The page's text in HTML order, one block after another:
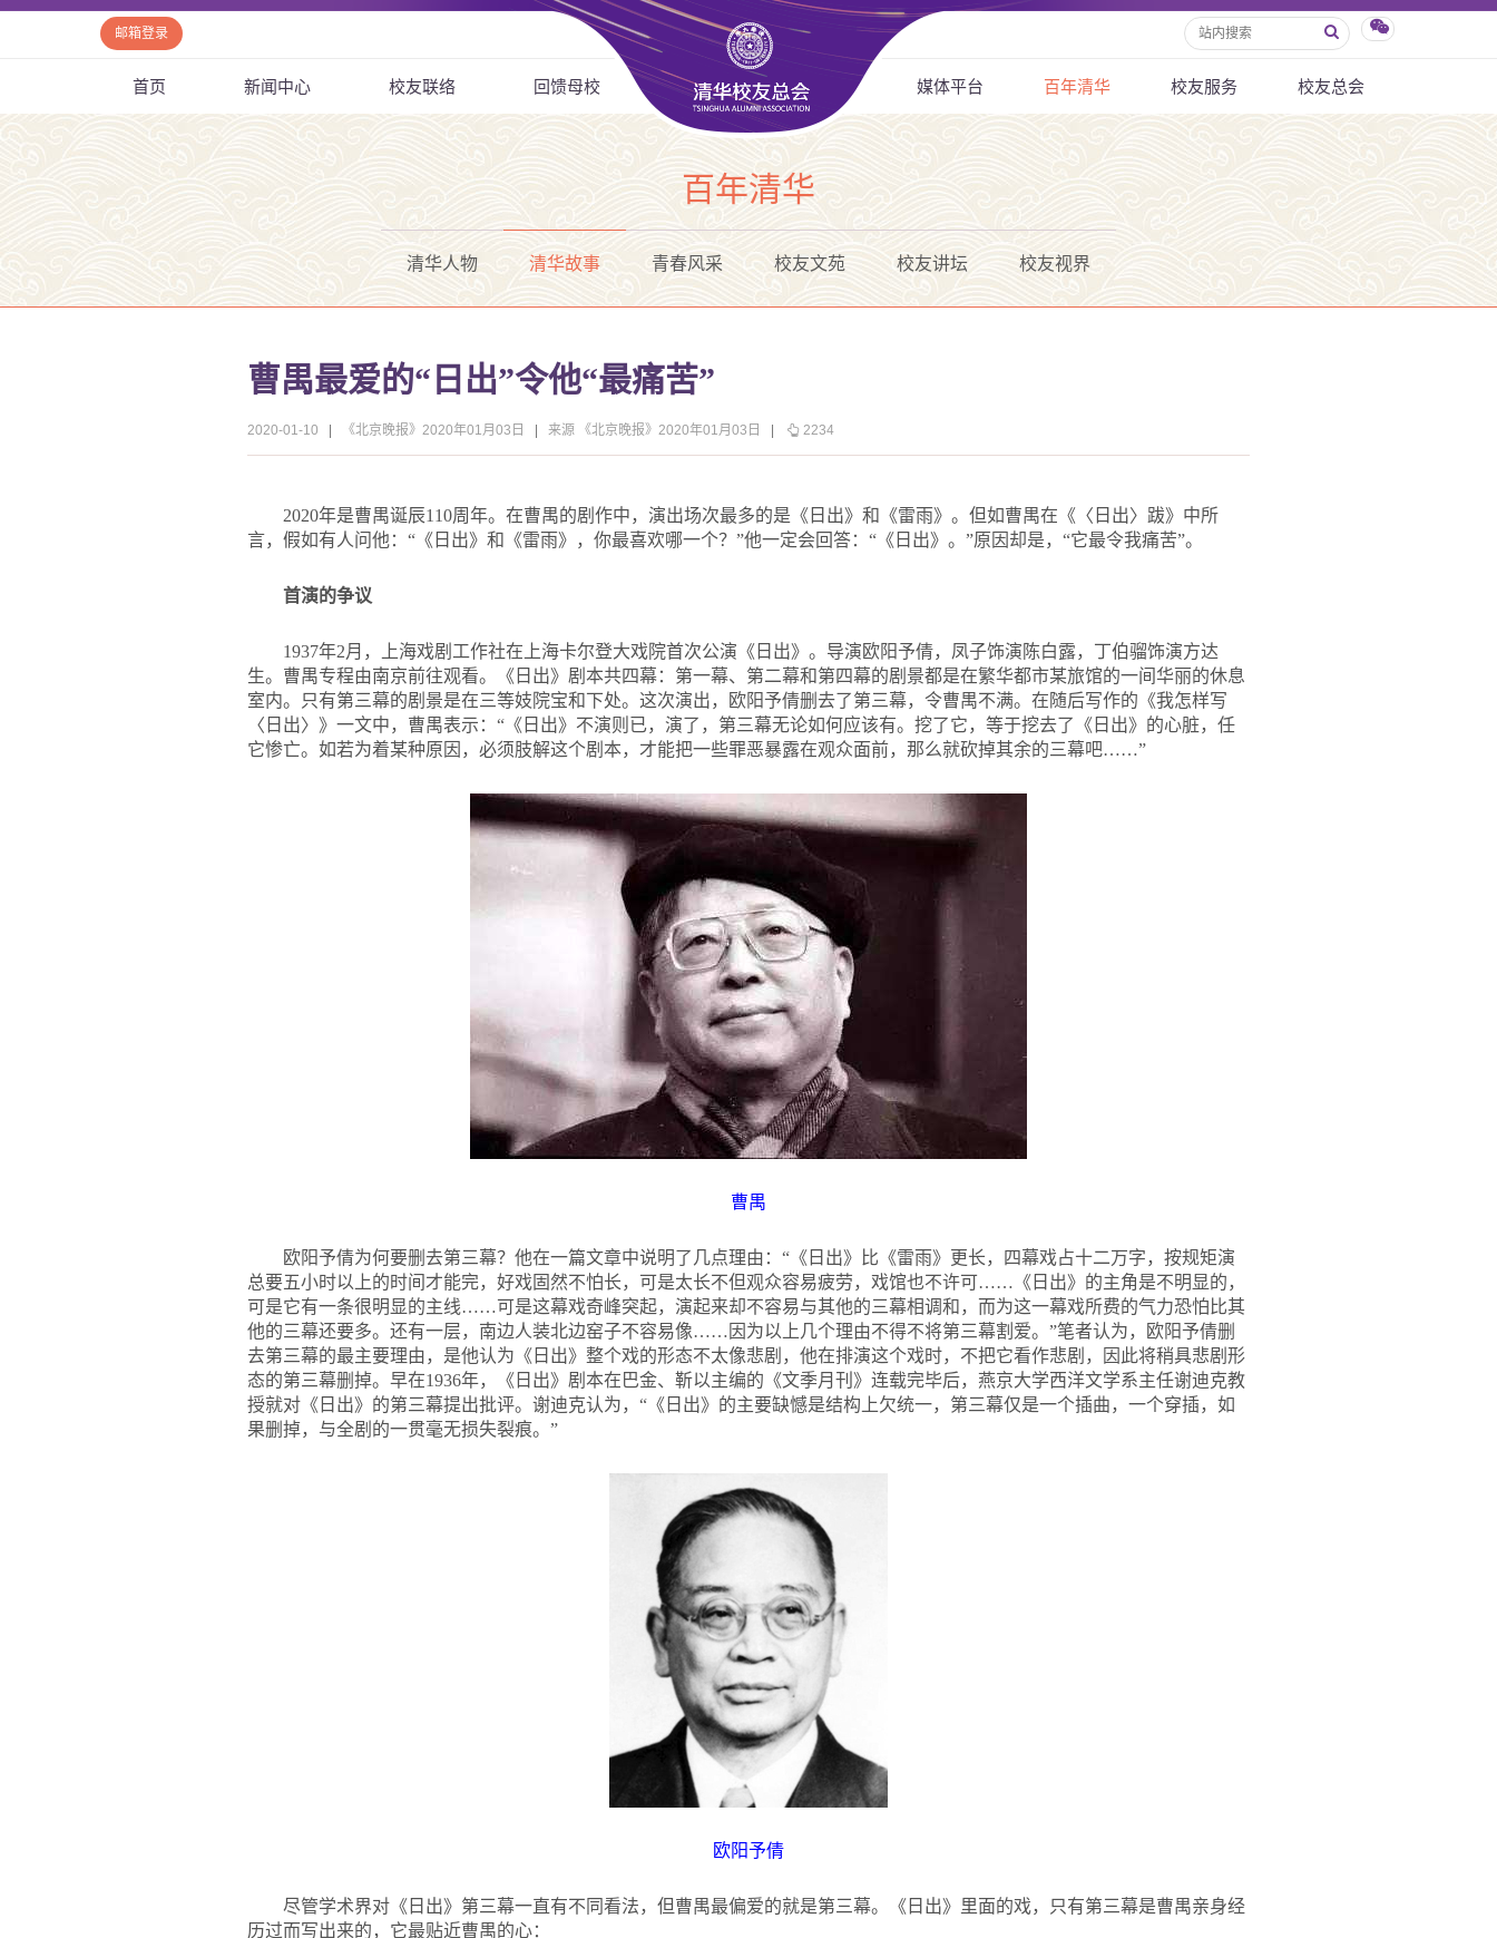
邮箱登录
首页 新闻中心 校友联络 回馈母校 媒体平台 百年清华 校友服务 校友总会
百年清华
清华人物 清华故事 青春风采 校友文苑 校友讲坛 校友视界
曹禺最爱的“日出”令他“最痛苦”
2020-01-10 《北京晚报》2020年01月03日 来源 《北京晚报》2020年01月03日 2234
2020年是曹禺诞辰110周年。在曹禺的剧作中，演出场次最多的是《日出》和《雷雨》。但如曹禺在《〈日出〉跋》中所
言，假如有人问他：“《日出》和《雷雨》，你最喜欢哪一个？”他一定会回答：“《日出》。”原因却是，“它最令我痛苦”。
首演的争议
1937年2月，上海戏剧工作社在上海卡尔登大戏院首次公演《日出》。导演欧阳予倩，凤子饰演陈白露，丁伯骝饰演方达
生。曹禺专程由南京前往观看。《日出》剧本共四幕：第一幕、第二幕和第四幕的剧景都是在繁华都市某旅馆的一间华丽的休息
室内。只有第三幕的剧景是在三等妓院宝和下处。这次演出，欧阳予倩删去了第三幕，令曹禺不满。在随后写作的《我怎样写
〈日出〉》一文中，曹禺表示：“《日出》不演则已，演了，第三幕无论如何应该有。挖了它，等于挖去了《日出》的心脏，任
它惨亡。如若为着某种原因，必须肢解这个剧本，才能把一些罪恶暴露在观众面前，那么就砍掉其余的三幕吧……”
曹禺
欧阳予倩为何要删去第三幕？他在一篇文章中说明了几点理由：“《日出》比《雷雨》更长，四幕戏占十二万字，按规矩演
总要五小时以上的时间才能完，好戏固然不怕长，可是太长不但观众容易疲劳，戏馆也不许可……《日出》的主角是不明显的，
可是它有一条很明显的主线……可是这幕戏奇峰突起，演起来却不容易与其他的三幕相调和，而为这一幕戏所费的气力恐怕比其
他的三幕还要多。还有一层，南边人装北边窑子不容易像……因为以上几个理由不得不将第三幕割爱。”笔者认为，欧阳予倩删
去第三幕的最主要理由，是他认为《日出》整个戏的形态不太像悲剧，他在排演这个戏时，不把它看作悲剧，因此将稍具悲剧形
态的第三幕删掉。早在1936年，《日出》剧本在巴金、靳以主编的《文季月刊》连载完毕后，燕京大学西洋文学系主任谢迪克教
授就对《日出》的第三幕提出批评。谢迪克认为，“《日出》的主要缺憾是结构上欠统一，第三幕仅是一个插曲，一个穿插，如
果删掉，与全剧的一贯毫无损失裂痕。”
欧阳予倩
尽管学术界对《日出》第三幕一直有不同看法，但曹禺最偏爱的就是第三幕。《日出》里面的戏，只有第三幕是曹禺亲身经
历过而写出来的，它最贴近曹禺的心：